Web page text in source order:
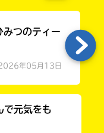
つのティー
年05月13日
で元気をも